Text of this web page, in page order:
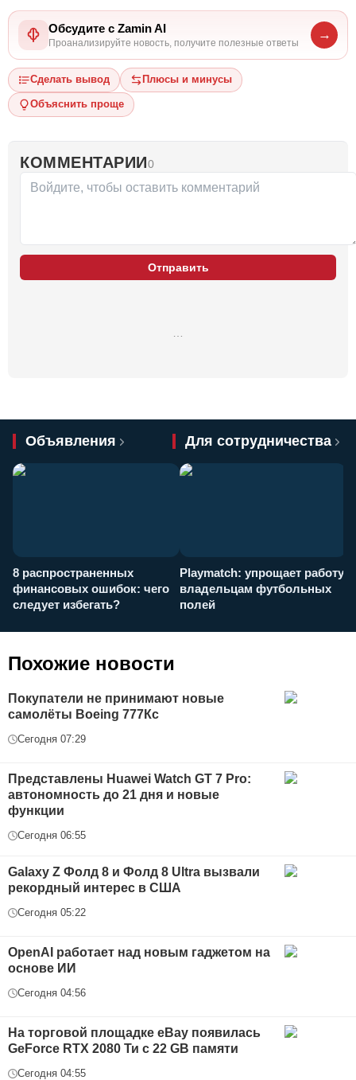
Обсудите с Zamin AI
Проанализируйте новость, получите полезные ответы
→
Сделать вывод Плюсы и минусы
Объяснить проще
КОММЕНТАРИИ0
Отправить
Объявления Для сотрудничества
8 распространенных
финансовых ошибок: чего
следует избегать?
Playmatch: упрощает работу
владельцам футбольных
полей
Похожие новости
Покупатели не принимают новые
самолёты Boeing 777Кс
Сегодня 07:29
Представлены Huawei Watch GT 7 Pro:
автономность до 21 дня и новые
функции
Сегодня 06:55
Galaxy Z Фолд 8 и Фолд 8 Ultra вызвали
рекордный интерес в США
Сегодня 05:22
OpenAI работает над новым гаджетом на
основе ИИ
Сегодня 04:56
На торговой площадке eBay появилась
GeForce RTX 2080 Ти с 22 GB памяти
Сегодня 04:55